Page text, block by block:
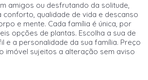
amigos ou desfrutando da solitude,
conforto, qualidade de vida e descanso
e mente. Cada família é única, por
opções de plantas. Escolha a sua de
e a personalidade da sua família. Preço
imóvel sujeitos a alteração sem aviso